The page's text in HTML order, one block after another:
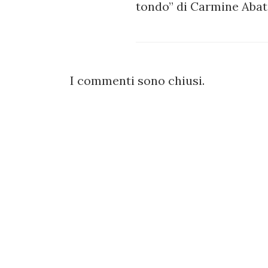
tondo” di Carmine
I commenti sono chiusi.